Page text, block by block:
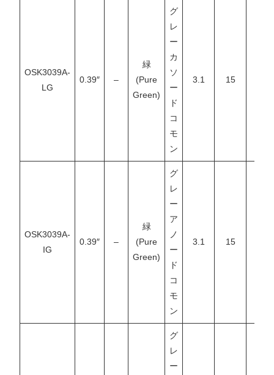
OSK3039A-
LG
0.39″ –
緑
(Pure
Green)
グ
レ
ー
カ
ソ
ー
ド
コ
モ
ン
3.1 15
OSK3039A-
IG
0.39″ –
緑
(Pure
Green)
グ
レ
ー
ア
ノ
ー
ド
コ
モ
ン
3.1 15
グ
レ
ー